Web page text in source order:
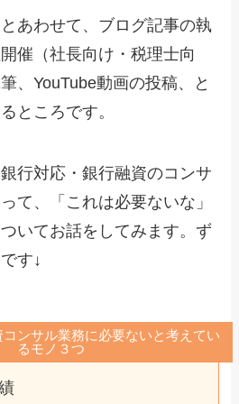
あわせて、ブログ記事の執
催（社長向け・税理士向
、YouTube動画の投稿、と
ところです。
行対応・銀行融資のコンサ
て、「これは必要ないな」
いてお話をしてみます。ず
す↓
ンサル業務に必要ないと考えてい
るモノ３つ